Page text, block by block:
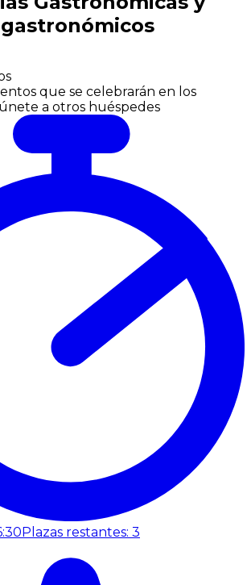
que se celebrarán en los
a otros huéspedes
Plazas restantes: 3